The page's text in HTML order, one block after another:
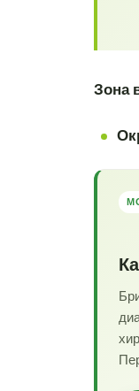
Зона